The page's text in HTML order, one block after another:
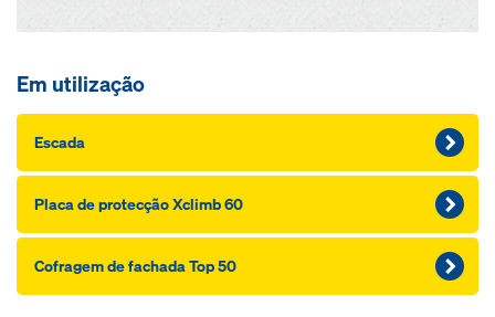
Em utilização
Escada
Placa de protecção Xclimb 60
Cofragem de fachada Top 50